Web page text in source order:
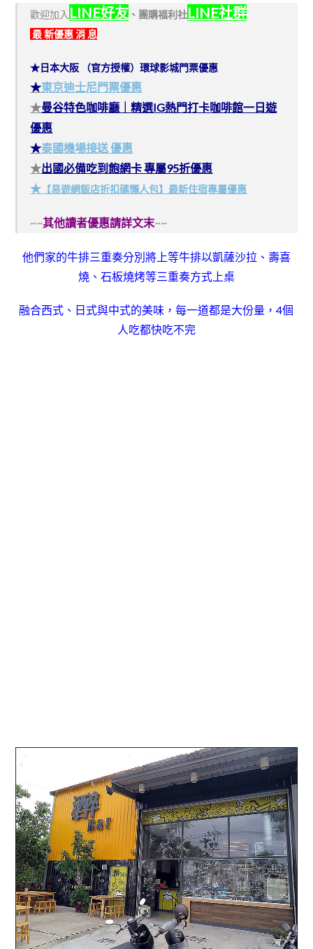
歡迎加入 LINE好友 、 團購福利社LINE社群
最 新優惠 消 息
★日本大阪 （官方授權）環球影城門票優惠
★東京迪士尼門票優惠
★曼谷特色咖啡廳｜精選IG熱門打卡咖啡館一日遊
優惠
★泰國機場接送 優惠
★出國必備吃到飽網卡 專屬95折優惠
★ 【易遊網飯店折扣碼懶人包】最新住宿專屬優惠
~~其他讀者優惠請詳文末~~
他們家的牛排三重奏分別將上等牛排以凱薩沙拉、壽喜
燒、石板燒烤等三重奏方式上桌
融合西式、日式與中式的美味，每一道都是大份量，4個
人吃都快吃不完